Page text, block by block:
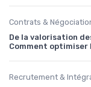
Contrats &
De la valorisation
Comment
Recrutement &